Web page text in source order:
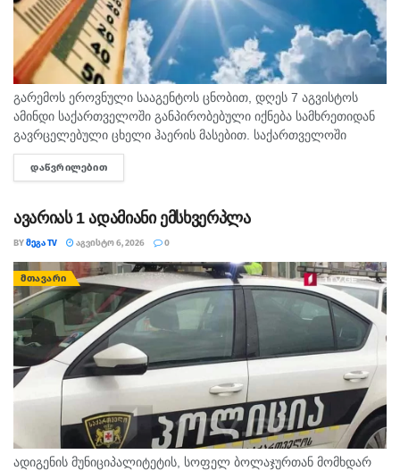
გარემოს ეროვნული სააგენტოს ცნობით, დღეს 7 აგვისტოს
ამინდი საქართველოში განპირობებული იქნება სამხრეთიდან
გავრცელებული ცხელი ჰაერის მასებით. საქართველოში
მოსალოდნელია: დროგამოშვებით ღრუბლიანობის მომატება.
უმეტესად უნალექოდ. იქროლებსაღმოსავლეთის
ᲓᲐᲬᲕᲠᲘᲚᲔᲑᲘᲗ
ავარიას 1 ადამიანი ემსხვერპლა
BYᲛᲔᲒᲐ TV ᲐᲒᲕᲘᲡᲢᲝ 6, 2026 0
ᲛᲗᲐᲕᲐᲠᲘ
ადიგენის მუნიციპალიტეტის, სოფელ ბოლაჯურთან მომხდარ